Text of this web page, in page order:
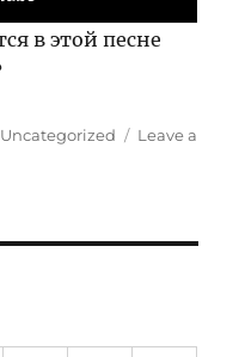
в этой песне
Categories
Uncategorized
Leave a